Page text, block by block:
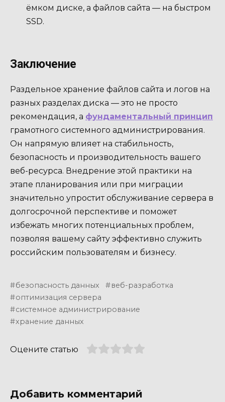
ёмком диске, а файлов сайта — на быстром
SSD.
Заключение
Раздельное хранение файлов сайта и логов на
разных разделах диска — это не просто
рекомендация, а фундаментальный принцип
грамотного системного администрирования.
Он напрямую влияет на стабильность,
безопасность и производительность вашего
веб-ресурса. Внедрение этой практики на
этапе планирования или при миграции
значительно упростит обслуживание сервера в
долгосрочной перспективе и поможет
избежать многих потенциальных проблем,
позволяя вашему сайту эффективно служить
российским пользователям и бизнесу.
безопасность данных
веб-разработка
оптимизация сервера
системное администрирование
хранение данных
Оцените статью
Добавить комментарий